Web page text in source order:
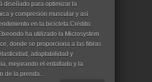
diseñado para optimizar la
y compresión muscular y así
en la bicicleta.Crédito:
ha utilizado la Microsystem
donde se proporciona a las fibras
adaptabilidad y
mejorando el entallado y la
de la prenda...